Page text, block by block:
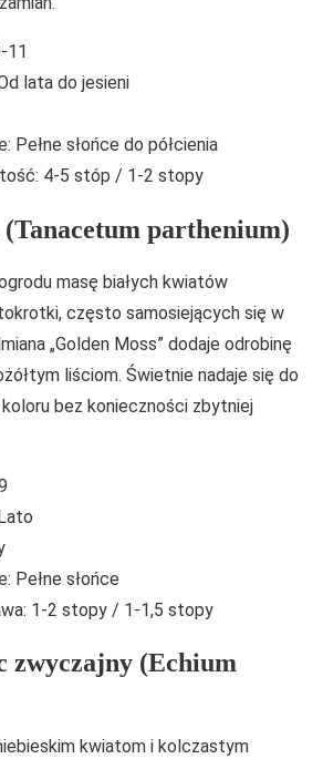
11
lata do jesieni
Pełne słońce do półcienia
4-5 stóp / 1-2 stopy
parthenium)
masę białych kwiatów
często samosiejących się w
„Golden Moss” dodaje odrobinę
liściom. Świetnie nadaje się do
bez konieczności zbytniej
Pełne słońce
1-2 stopy / 1-1,5 stopy
zwyczajny (Echium
kwiatom i kolczastym